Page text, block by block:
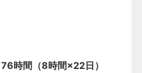
時間（8時間×22日）